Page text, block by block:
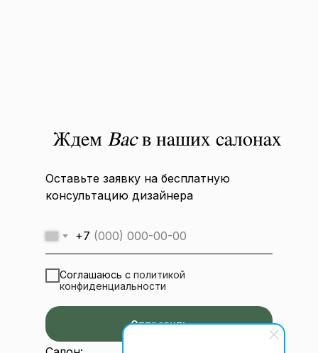
Ждем Васв наших салонах
Оставьте заявку на бесплатную
консультацию дизайнера
+7
Соглашаюсь с политикой
конфиденциальности
Отправить